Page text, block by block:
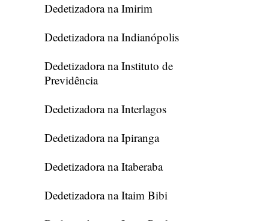
Dedetizadora na Imirim
Dedetizadora na Indianópolis
Dedetizadora na Instituto de
Previdência
Dedetizadora na Interlagos
Dedetizadora na Ipiranga
Dedetizadora na Itaberaba
Dedetizadora na Itaim Bibi